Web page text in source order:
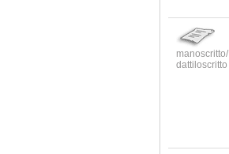
manoscritto/
dattiloscritto